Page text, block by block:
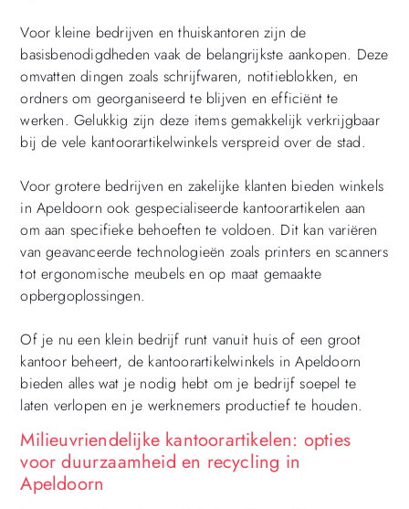
Voor kleine bedrijven en thuiskantoren zijn de
basisbenodigdheden vaak de belangrijkste aankopen. Deze
omvatten dingen zoals schrijfwaren, notitieblokken, en
ordners om georganiseerd te blijven en efficiënt te
werken. Gelukkig zijn deze items gemakkelijk verkrijgbaar
bij de vele kantoorartikelwinkels verspreid over de stad.
Voor grotere bedrijven en zakelijke klanten bieden winkels
in Apeldoorn ook gespecialiseerde kantoorartikelen aan
om aan specifieke behoeften te voldoen. Dit kan variëren
van geavanceerde technologieën zoals printers en scanners
tot ergonomische meubels en op maat gemaakte
opbergoplossingen.
Of je nu een klein bedrijf runt vanuit huis of een groot
kantoor beheert, de kantoorartikelwinkels in Apeldoorn
bieden alles wat je nodig hebt om je bedrijf soepel te
laten verlopen en je werknemers productief te houden.
Milieuvriendelijke kantoorartikelen: opties
voor duurzaamheid en recycling in
Apeldoorn